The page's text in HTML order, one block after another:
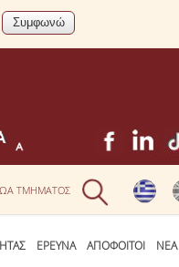
ΤΜΗΜΑΤΟΣ
ΕΡΕΥΝΑ ΑΠΟΦΟΙΤΟΙ ΝΕΑ